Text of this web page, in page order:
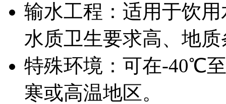
输水工程：适用于饮
水质卫生要求高、地
特殊环境：可在-40℃
寒或高温地区。